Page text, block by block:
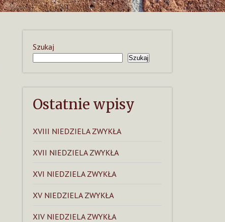
Szukaj
Szukaj
Ostatnie wpisy
XVIII NIEDZIELA ZWYKŁA
XVII NIEDZIELA ZWYKŁA
XVI NIEDZIELA ZWYKŁA
XV NIEDZIELA ZWYKŁA
XIV NIEDZIELA ZWYKŁA